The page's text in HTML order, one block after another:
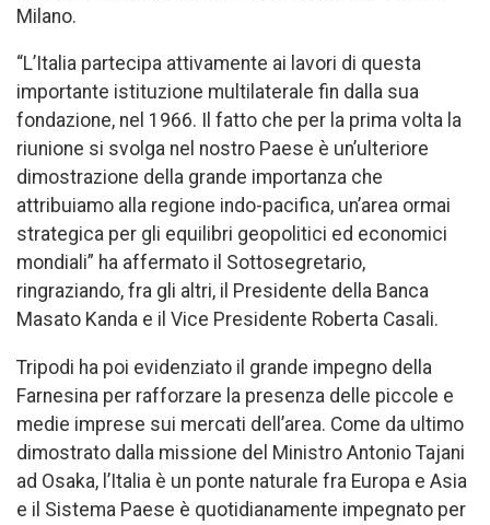
Milano.
“L’Italia partecipa attivamente ai lavori di questa
importante istituzione multilaterale fin dalla sua
fondazione, nel 1966. Il fatto che per la prima volta la
riunione si svolga nel nostro Paese è un’ulteriore
dimostrazione della grande importanza che
attribuiamo alla regione indo-pacifica, un’area ormai
strategica per gli equilibri geopolitici ed economici
mondiali” ha affermato il Sottosegretario,
ringraziando, fra gli altri, il Presidente della Banca
Masato Kanda e il Vice Presidente Roberta Casali.
Tripodi ha poi evidenziato il grande impegno della
Farnesina per rafforzare la presenza delle piccole e
medie imprese sui mercati dell’area. Come da ultimo
dimostrato dalla missione del Ministro Antonio Tajani
ad Osaka, l’Italia è un ponte naturale fra Europa e Asia
e il Sistema Paese è quotidianamente impegnato per